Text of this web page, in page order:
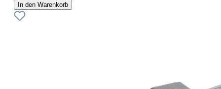
In den Warenkorb